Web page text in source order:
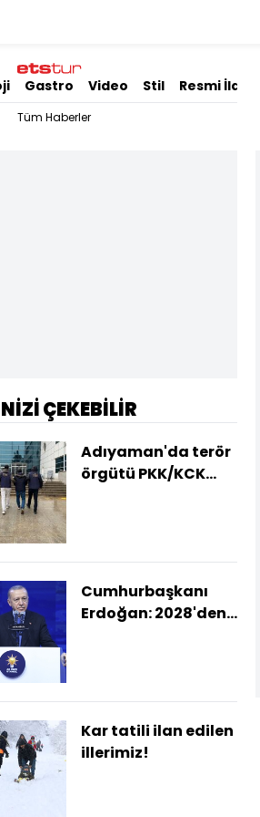
Gastro Video Stil Resmi İlanlar
Tüm Haberler
ÇEKEBİLİR
Adıyaman'da terör
örgütü PKK/KCK
Cumhurbaşkanı
Erdoğan: 2028'den
edeceğiz
Kar tatili ilan edilen
illerimiz!